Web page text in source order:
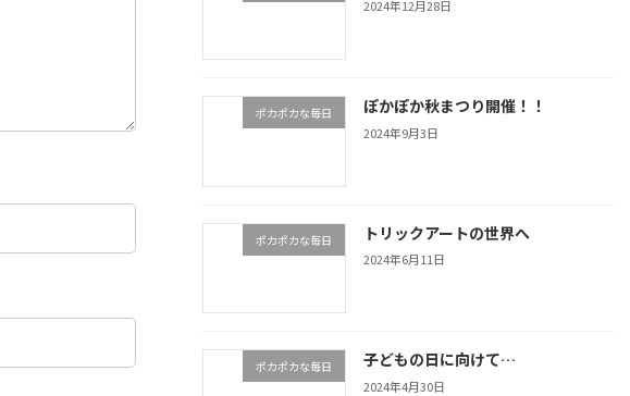
2024年12月28日
ポカポカな毎日 ぽかぽか秋まつり開催！！
2024年9月3日
ポカポカな毎日 トリックアートの世界へ
2024年6月11日
ポカポカな毎日 子どもの日に向けて…
2024年4月30日